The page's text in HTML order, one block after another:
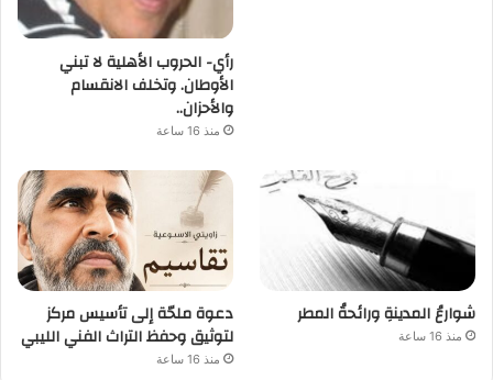
رأي- الحروب الأهلية لا تبني
الأوطان. وتخلف الانقسام
والأحزان..
منذ 16 ساعة
شوارعُ المدينةِ ورائحةُ المطر
منذ 16 ساعة
دعوة ملحّة إلى تأسيس مركز
لتوثيق وحفظ التراث الفني الليبي
منذ 16 ساعة